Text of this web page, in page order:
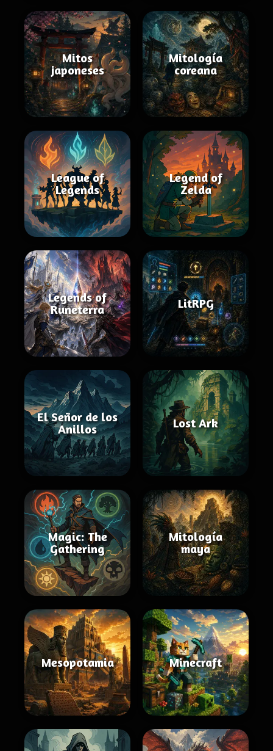
Mitos
japoneses
Mitología
coreana
League of
Legends
Legend of
Zelda
Legends of
Runeterra
LitRPG
El Señor de los
Anillos
Lost Ark
Magic: The
Gathering
Mitología
maya
Mesopotamia Minecraft